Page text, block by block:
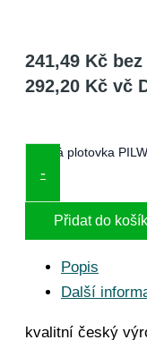
241,49 Kč
292,20 Kč vč
-
Hnědá plotovka
Přidat do
Popis
Další
kvalitní český